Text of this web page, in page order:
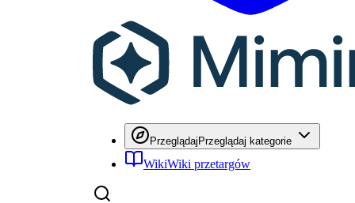
Przeglądaj Przeglądaj kategorie
WikiWiki przetargów